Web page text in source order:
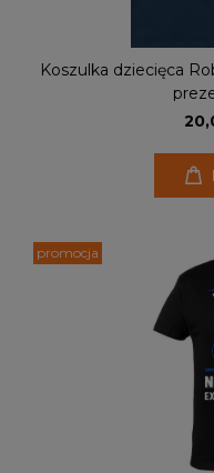
Koszulka dziecięca
promocja